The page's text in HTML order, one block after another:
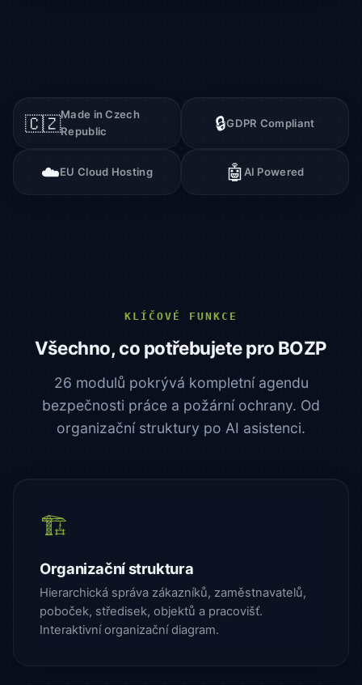
🇨🇿Made in Czech
Republic
🔒GDPR Compliant
☁️EU Cloud Hosting 🤖 AI Powered
KLÍČOVÉ FUNKCE
Všechno, co potřebujete pro BOZP
26 modulů pokrývá kompletní agendu
bezpečnosti práce a požární ochrany. Od
organizační struktury po AI asistenci.
🏗️
Organizační struktura
Hierarchická správa zákazníků, zaměstnavatelů,
poboček, středisek, objektů a pracovišť.
Interaktivní organizační diagram.